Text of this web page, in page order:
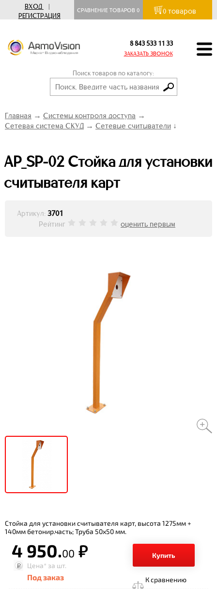
ВХОД
|
РЕГИСТРАЦИЯ
СРАВНЕНИЕ ТОВАРОВ0 0 товаров
8 843 533 11 33
ЗАКАЗАТЬ ЗВОНОК
Поиск товаров по каталогу:
Главная → Системы контроля доступа →
Сетевая система СКУД → Сетевые считыватели ↓
AP_SP-02 Стойка для установки
считывателя карт
Артикул: 3701
Рейтинг
оценить первым
Стойка для установки считывателя карт, высота 1275мм +
140мм бетонир.часть; Труба 50х50 мм.
4 950.00 р.
Купить
Цена* за шт.
Под заказ К сравнению